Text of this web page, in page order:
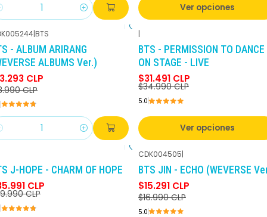
Ver opciones
DCTO
|BTS
- ALBUM ARIRANG
ALBUMS Ver.)
CLP
CLP
|
BTS - PERMISSION TO DANCE
ON STAGE - LIVE
$31.491 CLP
$34.990 CLP
5.0
Ver opciones
J-HOPE - CHARM OF HOPE
CLP
CLP
-10% DCTO
CDK004505|
BTS JIN - ECHO (WEVERSE
$15.291 CLP
$16.990 CLP
5.0